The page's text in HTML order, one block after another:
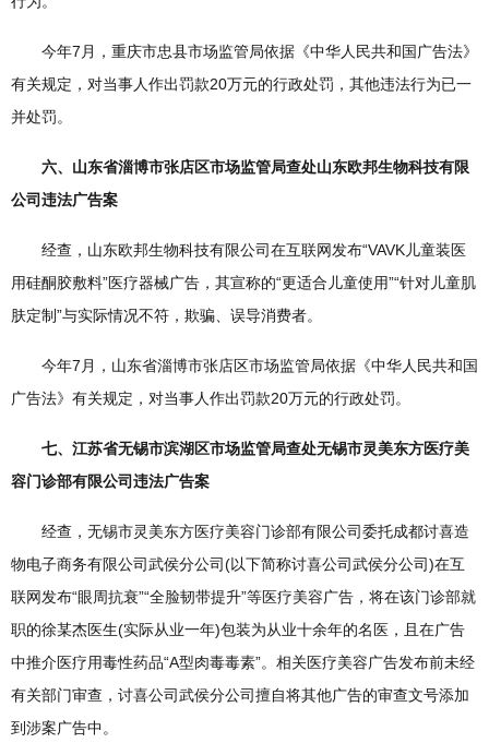
今年7月，重庆市忠县市场监管局依据《中华人民共和国广告法》
有关规定，对当事人作出罚款20万元的行政处罚，其他违法行为已一
并处罚。
六、山东省淄博市张店区市场监管局查处山东欧邦生物科技有限
公司违法广告案
经查，山东欧邦生物科技有限公司在互联网发布“VAVK儿童装医
用硅酮胶敷料”医疗器械广告，其宣称的“更适合儿童使用”“针对儿童肌
肤定制”与实际情况不符，欺骗、误导消费者。
今年7月，山东省淄博市张店区市场监管局依据《中华人民共和国
广告法》有关规定，对当事人作出罚款20万元的行政处罚。
七、江苏省无锡市滨湖区市场监管局查处无锡市灵美东方医疗美
容门诊部有限公司违法广告案
经查，无锡市灵美东方医疗美容门诊部有限公司委托成都讨喜造
物电子商务有限公司武侯分公司(以下简称讨喜公司武侯分公司)在互
联网发布“眼周抗衰”“全脸韧带提升”等医疗美容广告，将在该门诊部就
职的徐某杰医生(实际从业一年)包装为从业十余年的名医，且在广告
中推介医疗用毒性药品“A型肉毒毒素”。相关医疗美容广告发布前未经
有关部门审查，讨喜公司武侯分公司擅自将其他广告的审查文号添加
到涉案广告中。